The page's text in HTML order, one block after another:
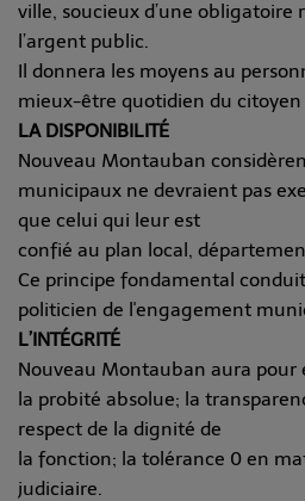
ville, soucieux d’une obligatoire
l’argent public.
Il donnera les moyens au
mieux-être quotidien du citoyen
LA DISPONIBILITÉ
Nouveau Montauban
municipaux ne devraient pas
que celui qui leur est
confié au plan local,
Ce principe fondamental
politicien de l'engagement
L’INTÉGRITÉ
Nouveau Montauban aura pour
la probité absolue; la
respect de la dignité de
la fonction; la tolérance 0 en
judiciaire.